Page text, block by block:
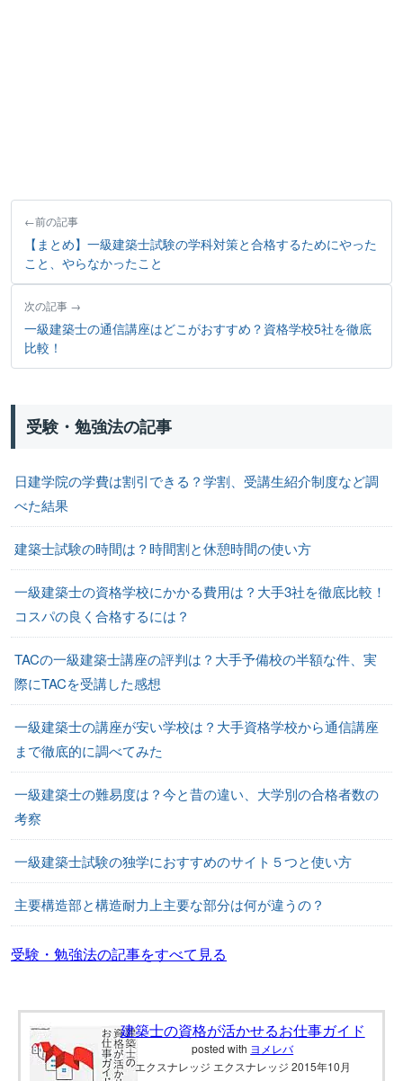
前の記事
【まとめ】一級建築士試験の学科対策と合格するためにやった
こと、やらなかったこと
次の記事
一級建築士の通信講座はどこがおすすめ？資格学校5社を徹底
比較！
受験・勉強法の記事
日建学院の学費は割引できる？学割、受講生紹介制度など調
べた結果
建築士試験の時間は？時間割と休憩時間の使い方
一級建築士の資格学校にかかる費用は？大手3社を徹底比較！
コスパの良く合格するには？
TACの一級建築士講座の評判は？大手予備校の半額な件、実
際にTACを受講した感想
一級建築士の講座が安い学校は？大手資格学校から通信講座
まで徹底的に調べてみた
一級建築士の難易度は？今と昔の違い、大学別の合格者数の
考察
一級建築士試験の独学におすすめのサイト５つと使い方
主要構造部と構造耐力上主要な部分は何が違うの？
受験・勉強法の記事をすべて見る
建築士の資格が活かせるお仕事ガイド
posted with ヨメレバ
エクスナレッジ エクスナレッジ 2015年10月